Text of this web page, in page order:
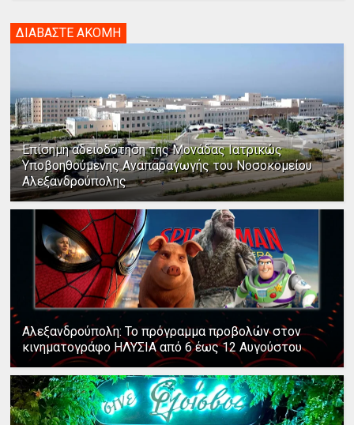
ΔΙΑΒΑΣΤΕ ΑΚΟΜΗ
Επίσημη αδειοδότηση της Μονάδας Ιατρικώς
Υποβοηθούμενης Αναπαραγωγής του Νοσοκομείου
Αλεξανδρούπολης
Αλεξανδρούπολη: Το πρόγραμμα προβολών στον
κινηματογράφο ΗΛΥΣΙΑ από 6 έως 12 Αυγούστου